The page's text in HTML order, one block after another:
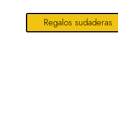
Regalos sudaderas